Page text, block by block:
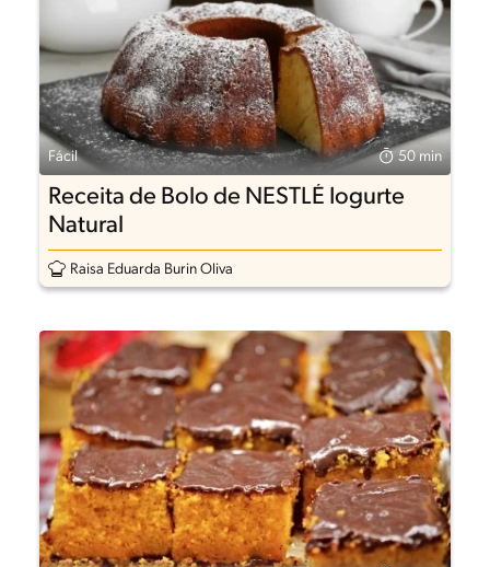
Fácil 50 min
Receita de Bolo de NESTLÉ Iogurte
Natural
Raisa Eduarda Burin Oliva